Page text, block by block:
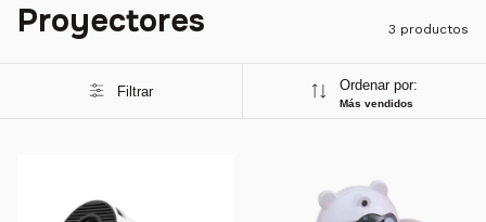
Proyectores 3 productos
Filtrar Ordenar por:
Más vendidos